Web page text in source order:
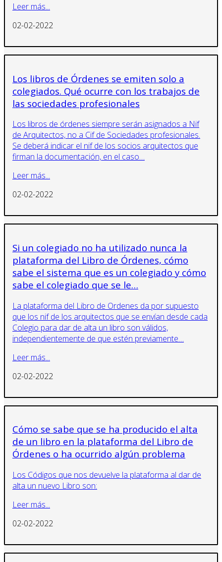
Leer más...
02-02-2022
Los libros de Órdenes se emiten solo a
colegiados. Qué ocurre con los trabajos de
las sociedades profesionales
Los libros de órdenes siempre serán asignados a Nif
de Arquitectos, no a Cif de Sociedades profesionales.
Se deberá indicar el nif de los socios arquitectos que
firman la documentación, en el caso…
Leer más...
02-02-2022
Si un colegiado no ha utilizado nunca la
plataforma del Libro de Órdenes, cómo
sabe el sistema que es un colegiado y cómo
sabe el colegiado que se le…
La plataforma del Libro de Ordenes da por supuesto
que los nif de los arquitectos que se envían desde cada
Colegio para dar de alta un libro son válidos,
independientemente de que estén previamente…
Leer más...
02-02-2022
Cómo se sabe que se ha producido el alta
de un libro en la plataforma del Libro de
Órdenes o ha ocurrido algún problema
Los Códigos que nos devuelve la plataforma al dar de
alta un nuevo Libro son:
Leer más...
02-02-2022